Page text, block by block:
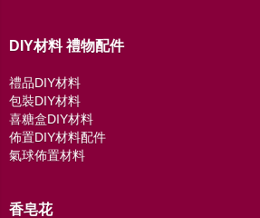
DIY材料 禮物配件
禮品DIY材料
包裝DIY材料
喜糖盒DIY材料
佈置DIY材料配件
氣球佈置材料
香皂花